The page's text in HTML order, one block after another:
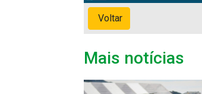
Voltar
Mais notícias